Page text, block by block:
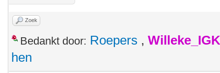
Zoek
Bedankt door: Roepers ,
hen